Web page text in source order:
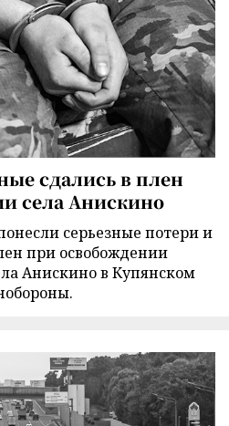
сдались в плен
села Анискино
серьезные потери и
при освобождении
Анискино в Купянском